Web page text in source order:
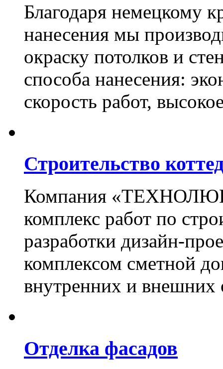
Благодаря немецкому
нанесения мы
окраску потолков и
способа нанесения:
скорость работ,
Строительство
Компания
комплекс работ по
разработки дизайн-
комплексом сметной
внутренних и внешних
Отделка фасадов